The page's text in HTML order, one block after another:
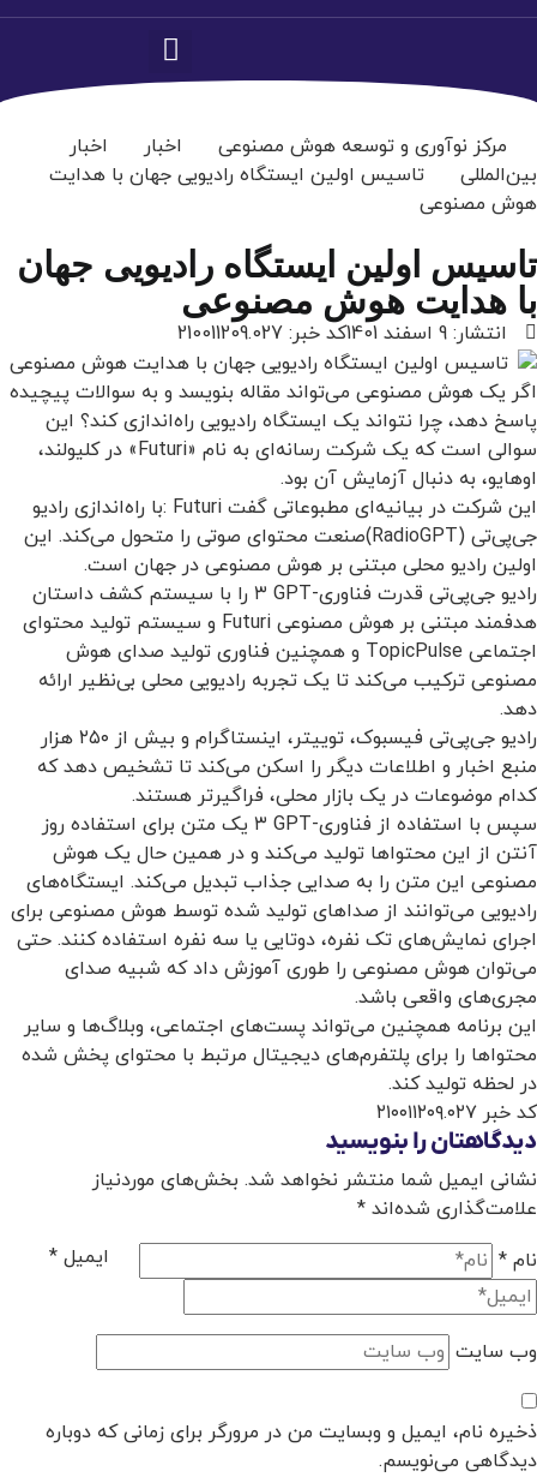
مرکز نوآوری و توسعه هوش مصنوعی اخبار
اخبار
بین‌المللی
تاسیس اولین ایستگاه رادیویی جهان با هدایت
هوش مصنوعی
تاسیس اولین ایستگاه رادیویی جهان
با هدایت هوش مصنوعی
انتشار: 9 اسفند 1401 کد خبر: 210011209.027
اگر یک هوش مصنوعی می‌تواند مقاله بنویسد و به سوالات پیچیده
پاسخ دهد، چرا نتواند یک ایستگاه رادیویی راه‌اندازی کند؟ این
سوالی است که یک شرکت رسانه‌ای به نام «Futuri» در کلیولند،
اوهایو، به دنبال آزمایش آن بود.
این شرکت در بیانیه‌ای مطبوعاتی گفت : Futuriبا راه‌اندازی رادیو
جی‌پی‌تی (RadioGPT)صنعت محتوای صوتی را متحول می‌کند. این
اولین رادیو محلی مبتنی بر هوش مصنوعی در جهان است.
رادیو جی‌پی‌تی قدرت فناوریGPT- ۳ را با سیستم کشف داستان
هدفمند مبتنی بر هوش مصنوعی Futuri و سیستم تولید محتوای
اجتماعی TopicPulse و همچنین فناوری تولید صدای هوش
مصنوعی ترکیب می‌کند تا یک تجربه رادیویی محلی بی‌نظیر ارائه
دهد.
رادیو جی‌پی‌تی فیسبوک، توییتر، اینستاگرام و بیش از ۲۵۰ هزار
منبع اخبار و اطلاعات دیگر را اسکن می‌کند تا تشخیص دهد که
کدام موضوعات در یک بازار محلی، فراگیرتر هستند.
سپس با استفاده از فناوریGPT- ۳ یک متن برای استفاده روز
آنتن از این محتواها تولید می‌کند و در همین حال یک هوش
مصنوعی این متن را به صدایی جذاب تبدیل می‌کند. ایستگاه‌های
رادیویی می‌توانند از صداهای تولید شده توسط هوش مصنوعی برای
اجرای نمایش‌های تک نفره، دوتایی یا سه نفره استفاده کنند. حتی
می‌توان هوش مصنوعی را طوری آموزش داد که شبیه صدای
مجری‌های واقعی باشد.
این برنامه همچنین می‌تواند پست‌های اجتماعی، وبلاگ‌ها و سایر
محتواها را برای پلتفرم‌های دیجیتال مرتبط با محتوای پخش شده
در لحظه تولید کند.
کد خبر ۲۱۰۰۱۱۲۰۹.۰۲۷
دیدگاهتان را بنویسید
نشانی ایمیل شما منتشر نخواهد شد. بخش‌های موردنیاز
علامت‌گذاری شده‌اند *
نام * ایمیل *
وب‌ سایت
ذخیره نام، ایمیل و وبسایت من در مرورگر برای زمانی که دوباره
دیدگاهی می‌نویسم.